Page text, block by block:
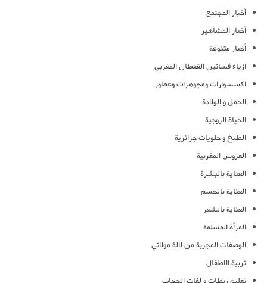
أخبار المجتمع
أخبار المشاهير
أخبار متنوعة
ازياء فساتين القفطان المغربي
اكسسوارات ومجوهرات وعطور
الحمل و الولادة
الحياة الزوجية
الطبخ و حلويات جزائرية
العروس المغربية
العناية بالبشرة
العناية بالجسم
العناية بالشعر
المرأة المسلمة
الوصفات المجربة من لالة مولاتي
تربية الاطفال